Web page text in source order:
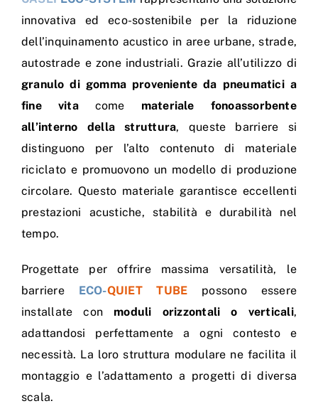
innovativa ed eco-sostenibile per la riduzione
dell’inquinamento acustico in aree urbane, strade,
autostrade e zone industriali. Grazie all’utilizzo di
granulo di gomma proveniente da pneumatici a
fine vitacome materiale fonoassorbente
all’interno della struttura, queste barriere si
distinguono per l’alto contenuto di materiale
riciclato e promuovono un modello di produzione
circolare. Questo materiale garantisce eccellenti
prestazioni acustiche, stabilità e durabilità nel
tempo.
Progettate per offrire massima versatilità, le
barriere ECO-QUIET TUBE possono essere
installate con moduli orizzontali o verticali,
adattandosi perfettamente a ogni contesto e
necessità. La loro struttura modulare ne facilita il
montaggio e l’adattamento a progetti di diversa
scala.